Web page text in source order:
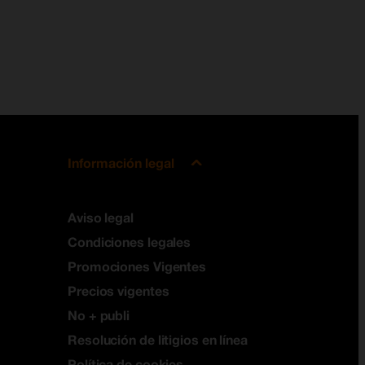
Información legal
Aviso legal
Condiciones legales
Promociones Vigentes
Precios vigentes
No + publi
Resolución de litigios en línea